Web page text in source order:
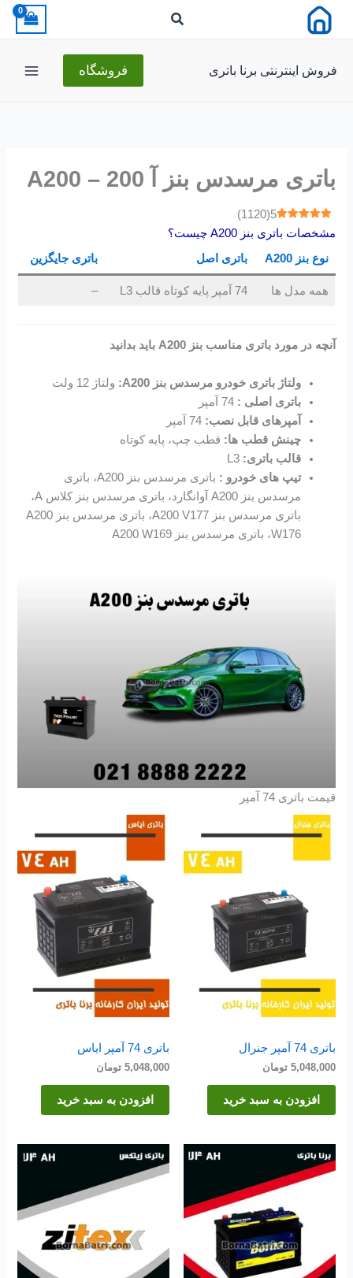
فروش اینترنتی برنا باتری فروشگاه
باتری مرسدس بنز آ 200 – A200
5
(
1120
)
مشخصات باتری بنز A200 چیست؟
نوع بنز A200
باتری اصل باتری جایگزین
همه مدل ها 74 آمپر پایه کوتاه قالب L3 –
آنچه در مورد باتری مناسب بنز A200 باید بدانید
ولتاژ باتری خودرو مرسدس بنز A200:
ولتاژ 12 ولت
باتری اصلی : 74 آمپر
آمپرهای قابل نصب: 74 آمپر
چینش قطب ها: قطب چپ، پایه کوتاه
قالب باتری: L3
تیپ های خودرو :
باتری مرسدس بنز A200، باتری
مرسدس بنز A200 آوانگارد، باتری مرسدس بنز کلاس A،
باتری مرسدس بنز A200 V177، باتری مرسدس بنز A200
W176، باتری مرسدس بنز A200 W169
قیمت باتری 74 آمپر
باتری 74 آمپر جنرال
5,048,000 تومان
افزودن به سبد خرید
باتری 74 آمپر ایاس
5,048,000 تومان
افزودن به سبد خرید